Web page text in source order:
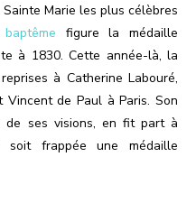
Marie les plus célèbres
baptême figure la médaille
à 1830. Cette année-là, la
à Catherine Labouré,
de Paul à Paris. Son
de ses visions, en fit part à
soit frappée une médaille